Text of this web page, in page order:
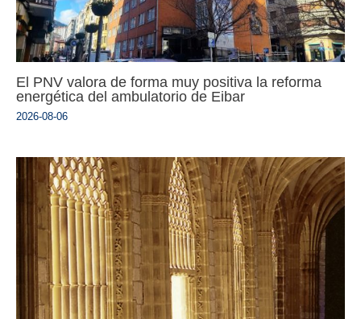
El PNV valora de forma muy positiva la reforma
energética del ambulatorio de Eibar
2026-08-06